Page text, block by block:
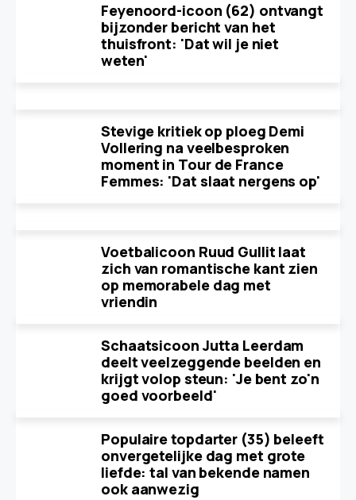
Feyenoord-icoon (62) ontvangt
bijzonder bericht van het
thuisfront: 'Dat wil je niet
weten'
Stevige kritiek op ploeg Demi
Vollering na veelbesproken
moment in Tour de France
Femmes: 'Dat slaat nergens op'
Voetbalicoon Ruud Gullit laat
zich van romantische kant zien
op memorabele dag met
vriendin
Schaatsicoon Jutta Leerdam
deelt veelzeggende beelden en
krijgt volop steun: 'Je bent zo'n
goed voorbeeld'
Populaire topdarter (35) beleeft
onvergetelijke dag met grote
liefde: tal van bekende namen
ook aanwezig